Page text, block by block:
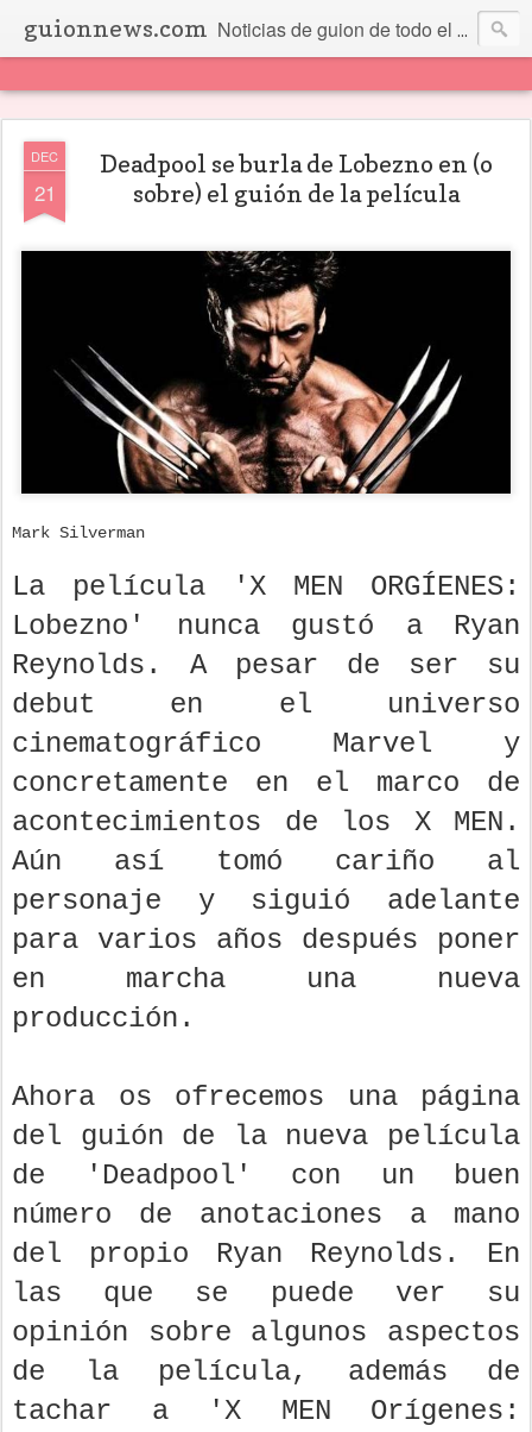
guionnews.com Noticias de guion de todo el mundo... Y más.
DEC
21
Deadpool se burla de Lobezno en (o
sobre) el guión de la película
Mark Silverman
La película 'X MEN ORGÍENES:
Lobezno' nunca gustó a Ryan
Reynolds. A pesar de ser su
debut en el universo
cinematográfico Marvel y
concretamente en el marco de
acontecimientos de los X MEN.
Aún así tomó cariño al
personaje y siguió adelante
para varios años después poner
en marcha una nueva
producción.
Ahora os ofrecemos una página
del guión de la nueva película
de 'Deadpool' con un buen
número de anotaciones a mano
del propio Ryan Reynolds. En
las que se puede ver su
opinión sobre algunos aspectos
de la película, además de
tachar a 'X MEN Orígenes: